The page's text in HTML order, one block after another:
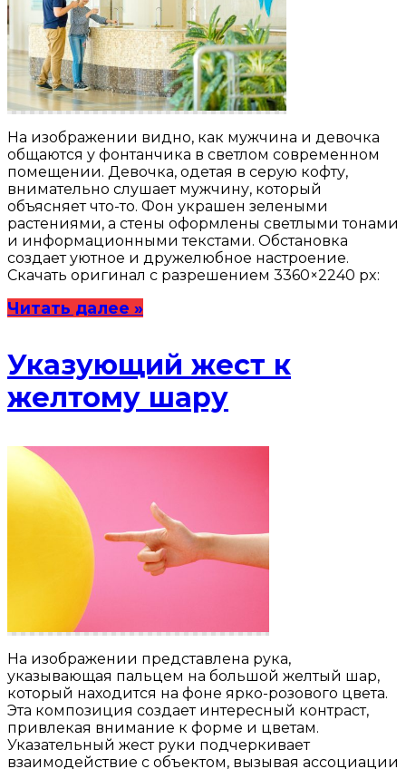
На изображении видно, как мужчина и девочка
общаются у фонтанчика в светлом современном
помещении. Девочка, одетая в серую кофту,
внимательно слушает мужчину, который
объясняет что-то. Фон украшен зелеными
растениями, а стены оформлены светлыми тонами
и информационными текстами. Обстановка
создает уютное и дружелюбное настроение.
Скачать оригинал с разрешением 3360×2240 px:
Читать далее »
Указующий жест к
желтому шару
На изображении представлена рука,
указывающая пальцем на большой желтый шар,
который находится на фоне ярко-розового цвета.
Эта композиция создает интересный контраст,
привлекая внимание к форме и цветам.
Указательный жест руки подчеркивает
взаимодействие с объектом, вызывая ассоциации